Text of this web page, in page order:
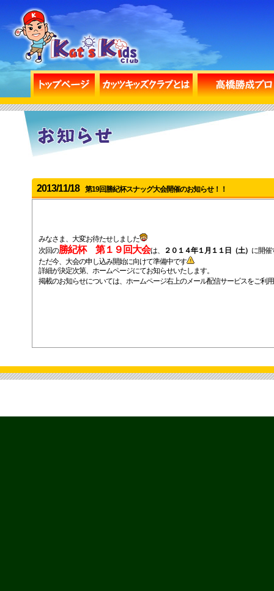
2013/11/18 第19回勝紀杯スナッグ大会開催のお知らせ！！
みなさま、大変お待たせしました
次回の勝紀杯 第１９回大会は、 ２０１４年１月１１日（土） に開催
ただ今、大会の申し込み開始に向けて準備中です
詳細が決定次第、ホームページにてお知らせいたします。
掲載のお知らせについては、ホームページ右上のメール配信サービスをご利